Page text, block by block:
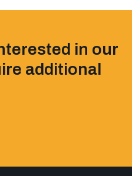
in our
additional